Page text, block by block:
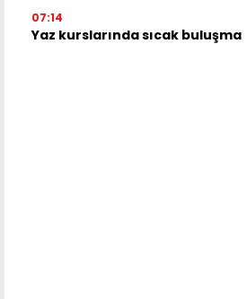
07:14
Yaz kurslarında sıcak buluşma